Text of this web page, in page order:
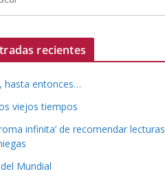
recientes
hasta entonces…
viejos tiempos
infinita’ de recomendar lecturas
Mundial